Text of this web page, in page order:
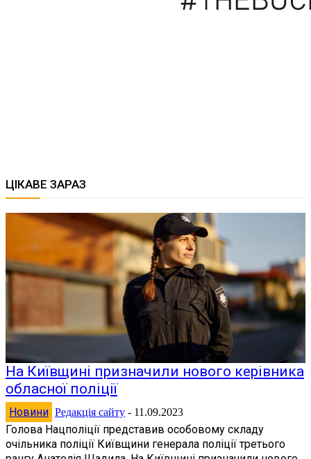
ЦІКАВЕ ЗАРАЗ
На Київщині призначили нового керівника
обласної поліції
Новини Редакція сайту - 11.09.2023
Голова Нацполіції представив особовому складу
очільника поліції Київщини генерала поліції третього